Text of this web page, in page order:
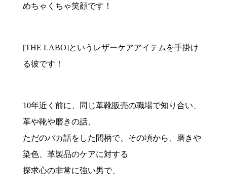
めちゃくちゃ笑顔です！
[THE LABO]というレザーケアアイテムを手掛け
る彼です！
10年近く前に、同じ革靴販売の職場で知り合い、
革や靴や磨きの話、
ただのバカ話をした間柄で、その頃から、磨きや
染色、革製品のケアに対する
探求心の非常に強い男で、